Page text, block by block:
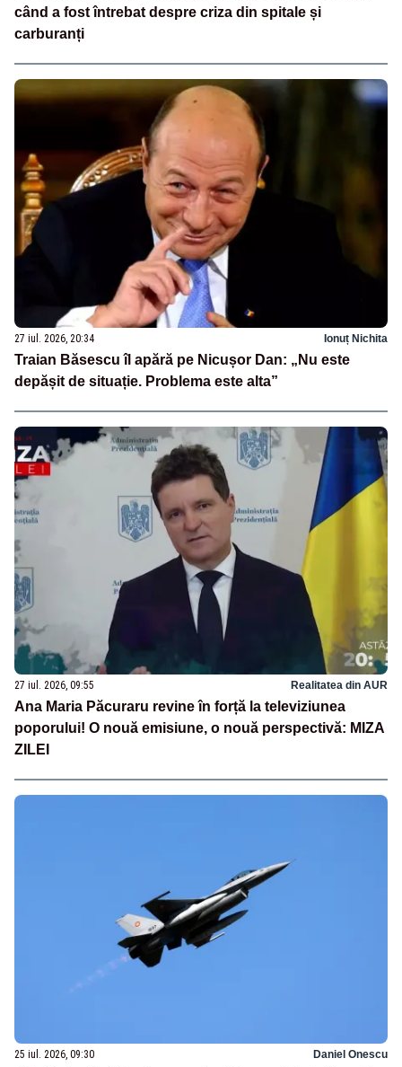
când a fost întrebat despre criza din spitale și
carburanți
27 iul. 2026, 20:34 Ionuț Nichita
Traian Băsescu îl apără pe Nicușor Dan: „Nu este
depășit de situație. Problema este alta”
27 iul. 2026, 09:55 Realitatea din AUR
Ana Maria Păcuraru revine în forță la televiziunea
poporului! O nouă emisiune, o nouă perspectivă: MIZA
ZILEI
25 iul. 2026, 09:30 Daniel Onescu